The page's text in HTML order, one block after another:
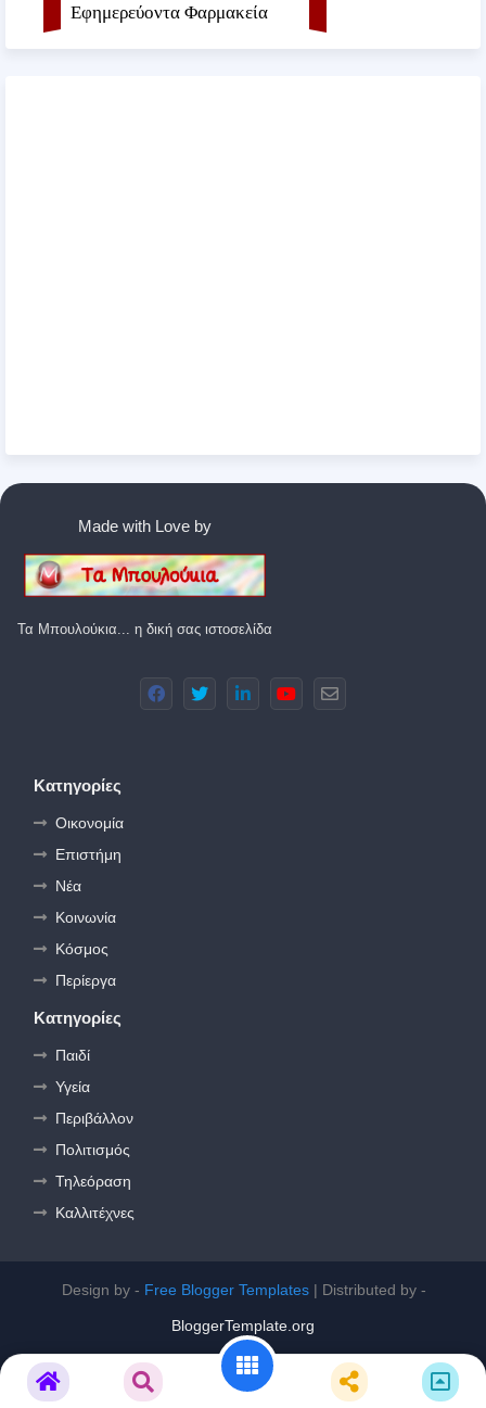
Εφημερεύοντα Φαρμακεία
Made with Love by
Τα Μπουλούκια... η δική σας ιστοσελίδα
Κατηγορίες
Οικονομία
Επιστήμη
Νέα
Κοινωνία
Κόσμος
Περίεργα
Κατηγορίες
Παιδί
Υγεία
Περιβάλλον
Πολιτισμός
Τηλεόραση
Καλλιτέχνες
Design by - Free Blogger Templates| Distributed by -
BloggerTemplate.org